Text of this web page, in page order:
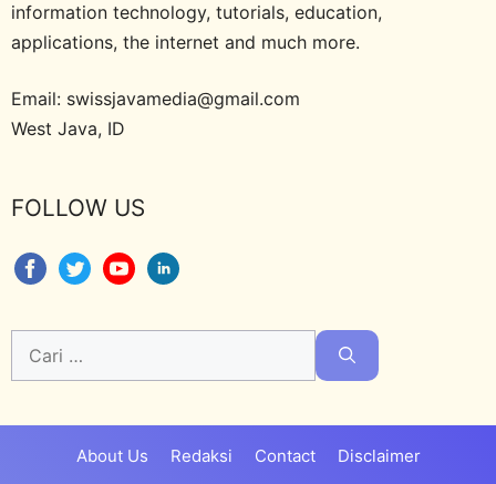
information technology, tutorials, education,
applications, the internet and much more.
Email: swissjavamedia@gmail.com
West Java, ID
FOLLOW US
Cari
About Us Redaksi Contact Disclaimer